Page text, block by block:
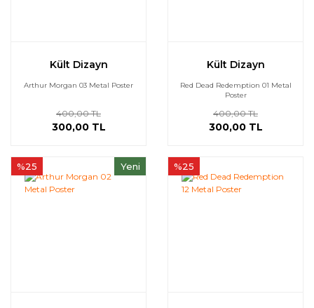
Kült Dizayn
Arthur Morgan 03 Metal Poster
400,00 TL
300,00 TL
Kült Dizayn
Red Dead Redemption 01 Metal
Poster
400,00 TL
300,00 TL
Yeni
%25 %25